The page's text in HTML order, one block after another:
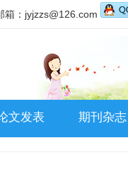
：jyjzzs@126.com
文发表 期刊杂志